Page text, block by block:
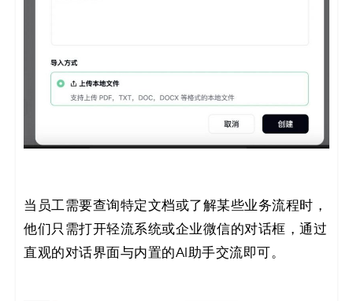
当员工需要查询特定文档或了解某些业务流程时，
他们只需打开轻流系统或企业微信的对话框，通过
直观的对话界面与内置的AI助手交流即可。